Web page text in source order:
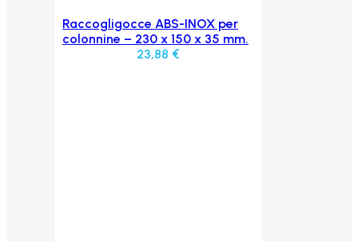
Aggiungi al carrello
Raccogligocce ABS-INOX per
colonnine – 230 x 150 x 35 mm.
23,88 €